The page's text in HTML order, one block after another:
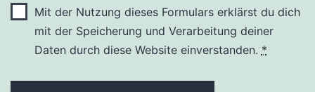
Mit der Nutzung dieses Formulars erklärst du dich
mit der Speicherung und Verarbeitung deiner
Daten durch diese Website einverstanden. *